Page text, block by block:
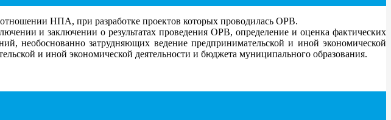
НПА, при разработке проектов которых проводилась ОРВ.
и заключении о результатах проведения ОРВ, определение и оценка фактических
необоснованно затрудняющих ведение предпринимательской и иной экономической
и иной экономической деятельности и бюджета муниципального образования.